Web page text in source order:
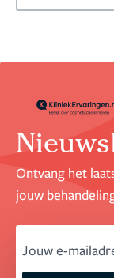
Ontvang het
jouw